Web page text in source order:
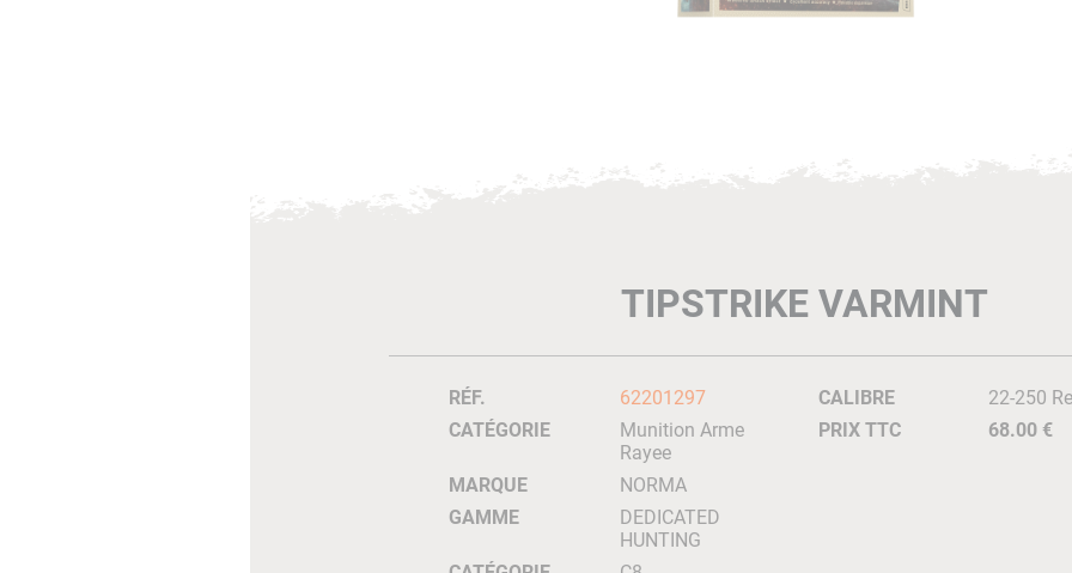
TIPSTRIKE VARMINT
RÉF.
62201297
CATÉGORIE
Munition Arme
Rayee
MARQUE
NORMA
GAMME
DEDICATED
HUNTING
CALIBRE
22-250
PRIX TTC
68.00 €